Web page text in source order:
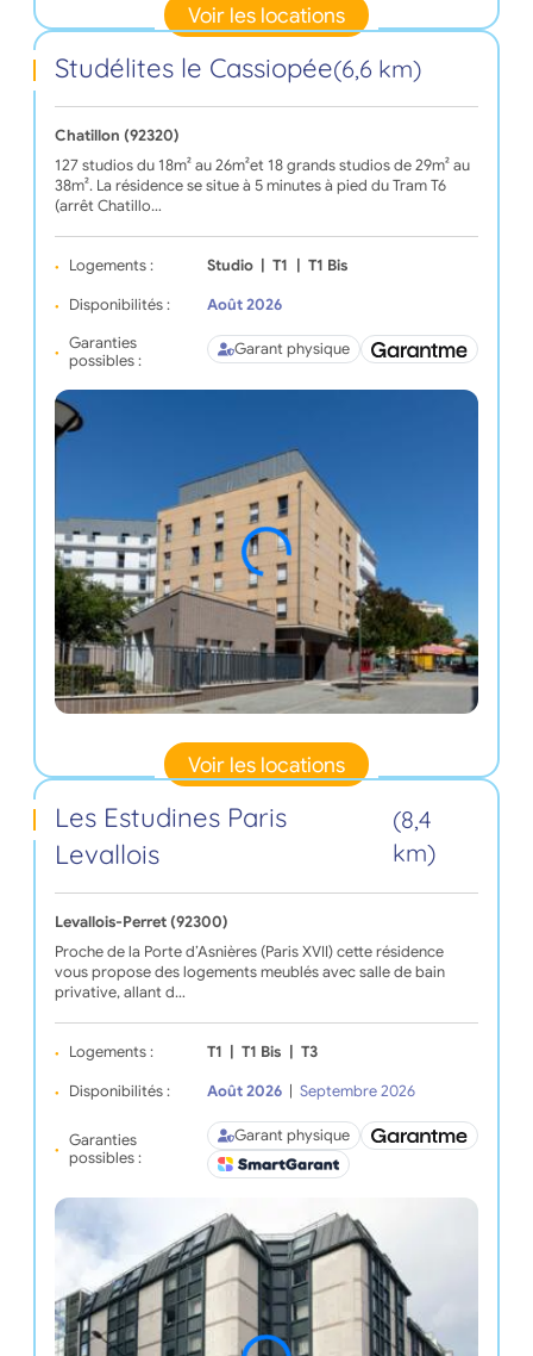
Voir les locations
Studélites le Cassiopée(6,6 km)
Chatillon (92320)
127 studios du 18m² au 26m²et 18 grands studios de 29m² au
38m². La résidence se situe à 5 minutes à pied du Tram T6
(arrêt Chatillo…
Logements : Studio T1 T1 Bis
Disponibilités :
Août 2026
Garanties
possibles :
Garant physique
Voir les locations
Les Estudines Paris
Levallois
(8,4
km)
Levallois-Perret (92300)
Proche de la Porte d’Asnières (Paris XVII) cette résidence
vous propose des logements meublés avec salle de bain
privative, allant d…
Logements : T1 T1 Bis T3
Disponibilités : Août 2026 Septembre 2026
Garanties
possibles :
Garant physique